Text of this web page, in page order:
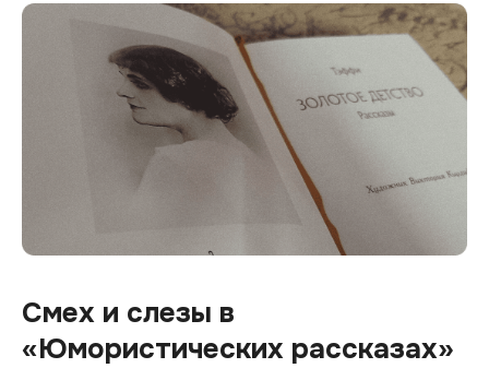
Смех и слезы в
«Юмористических рассказах»